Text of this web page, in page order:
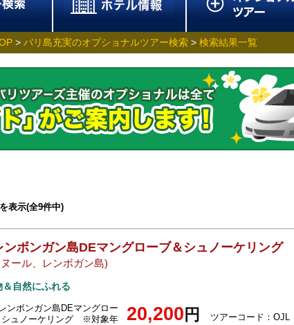
> バリ島充実のオプショナルツアー検索 > 検索結果一覧
表示(全9件中)
ンボンガン島DEマングローブ＆シュノーケリン
ール、レンボガン島)
＆自然にふれる
20,200 円
ツアーコード：OJL